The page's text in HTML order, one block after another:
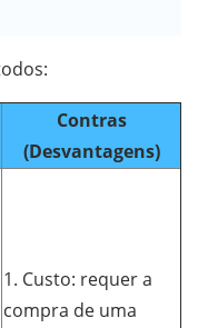
Contras
(Desvantagens)
1. Custo: requer a
compra de uma